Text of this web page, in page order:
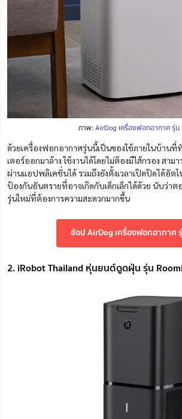
ภาพ:AirDog เครื่องฟอกอากาศ รุ่น
ด้วยเครื่องฟอกอากาศรุ่นนี้เป็นของใช้ภายในบ้าน
เตอร์ออกมาล้าง ใช้งานได้โดยไม่ต้องมีไส้กรอง สา
ผ่านแอปพลิเคชั่นได้ รวมถึงยังตั้งเวลาเปิดปิดได้อัต
ป้องกันอันตรายที่อาจเกิดกับเด็กเล็กได้ด้วย นับว่า
รุ่นใหม่ที่ต้องการความสะดวกมากขึ้น
ช้อป AirDog เครื่องฟอกอากาศ
2. iRobot Thailand หุ่นยนต์ดูดฝุ่น รุ่น